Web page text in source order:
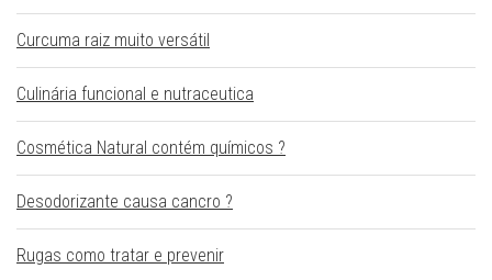
Curcuma raiz muito versátil
Culinária funcional e nutraceutica
Cosmética Natural contém químicos ?
Desodorizante causa cancro ?
Rugas como tratar e prevenir